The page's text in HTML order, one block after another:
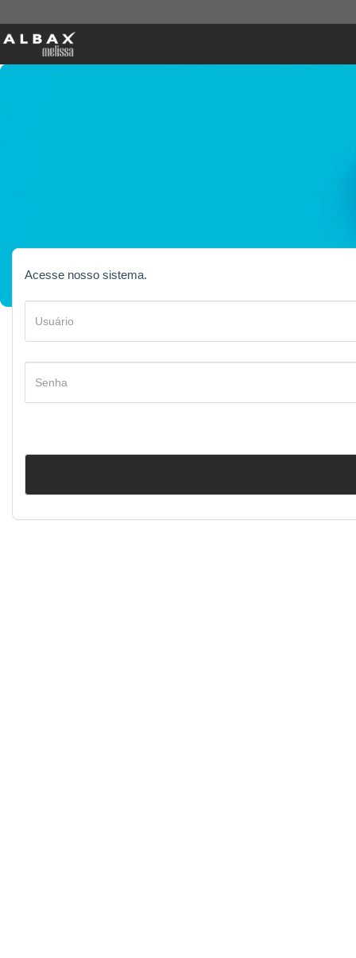
Acesse nosso sistema.